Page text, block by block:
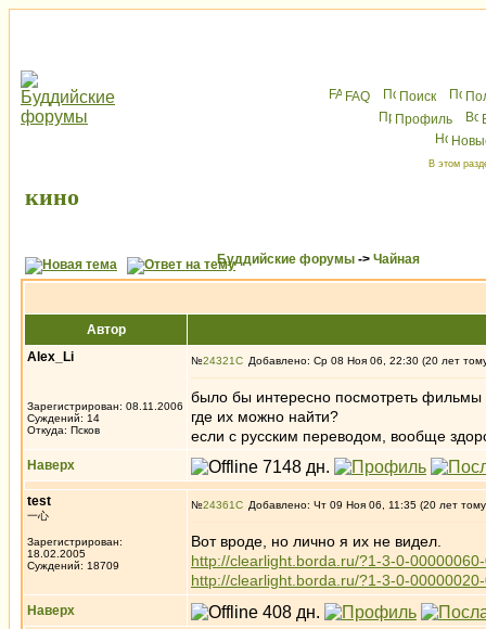
FAQ Поиск
Профиль
В этом
кино
Буддийские форумы -> Чайная
Автор
Alex_Li
Зарегистрирован: 08.11.2006
Суждений: 14
Откуда: Псков
№24321 Добавлено: Ср 08 Ноя 06, 22:30 (20 лет
было бы интересно посмотреть фильмы
где их можно найти?
если с русским переводом, вообще
Наверх
test
一心
Зарегистрирован:
18.02.2005
Суждений: 18709
№24361 Добавлено: Чт 09 Ноя 06, 11:35 (20 лет
Вот вроде, но лично я их не видел.
http://clearlight.borda.ru/?1-3-0-
http://clearlight.borda.ru/?1-3-0-
Наверх